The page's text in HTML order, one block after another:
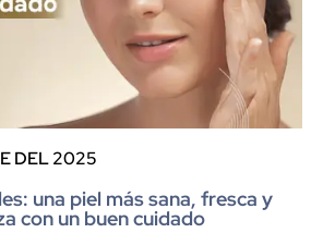
DEL 2025
una piel más sana, fresca y
con un buen cuidado